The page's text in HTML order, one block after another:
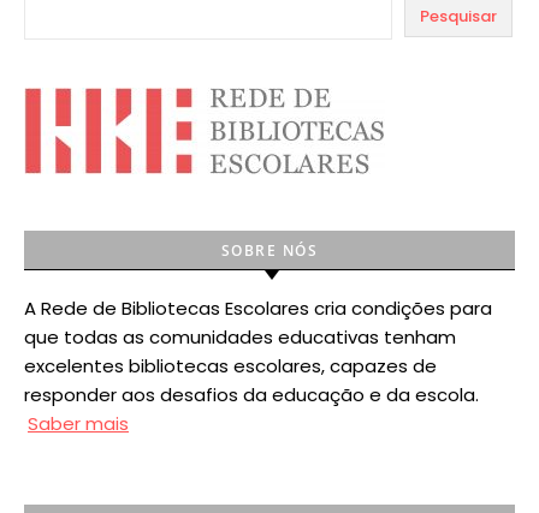
Pesquisar
SOBRE NÓS
A Rede de Bibliotecas Escolares cria condições para
que todas as comunidades educativas tenham
excelentes bibliotecas escolares, capazes de
responder aos desafios da educação e da escola.
Saber mais